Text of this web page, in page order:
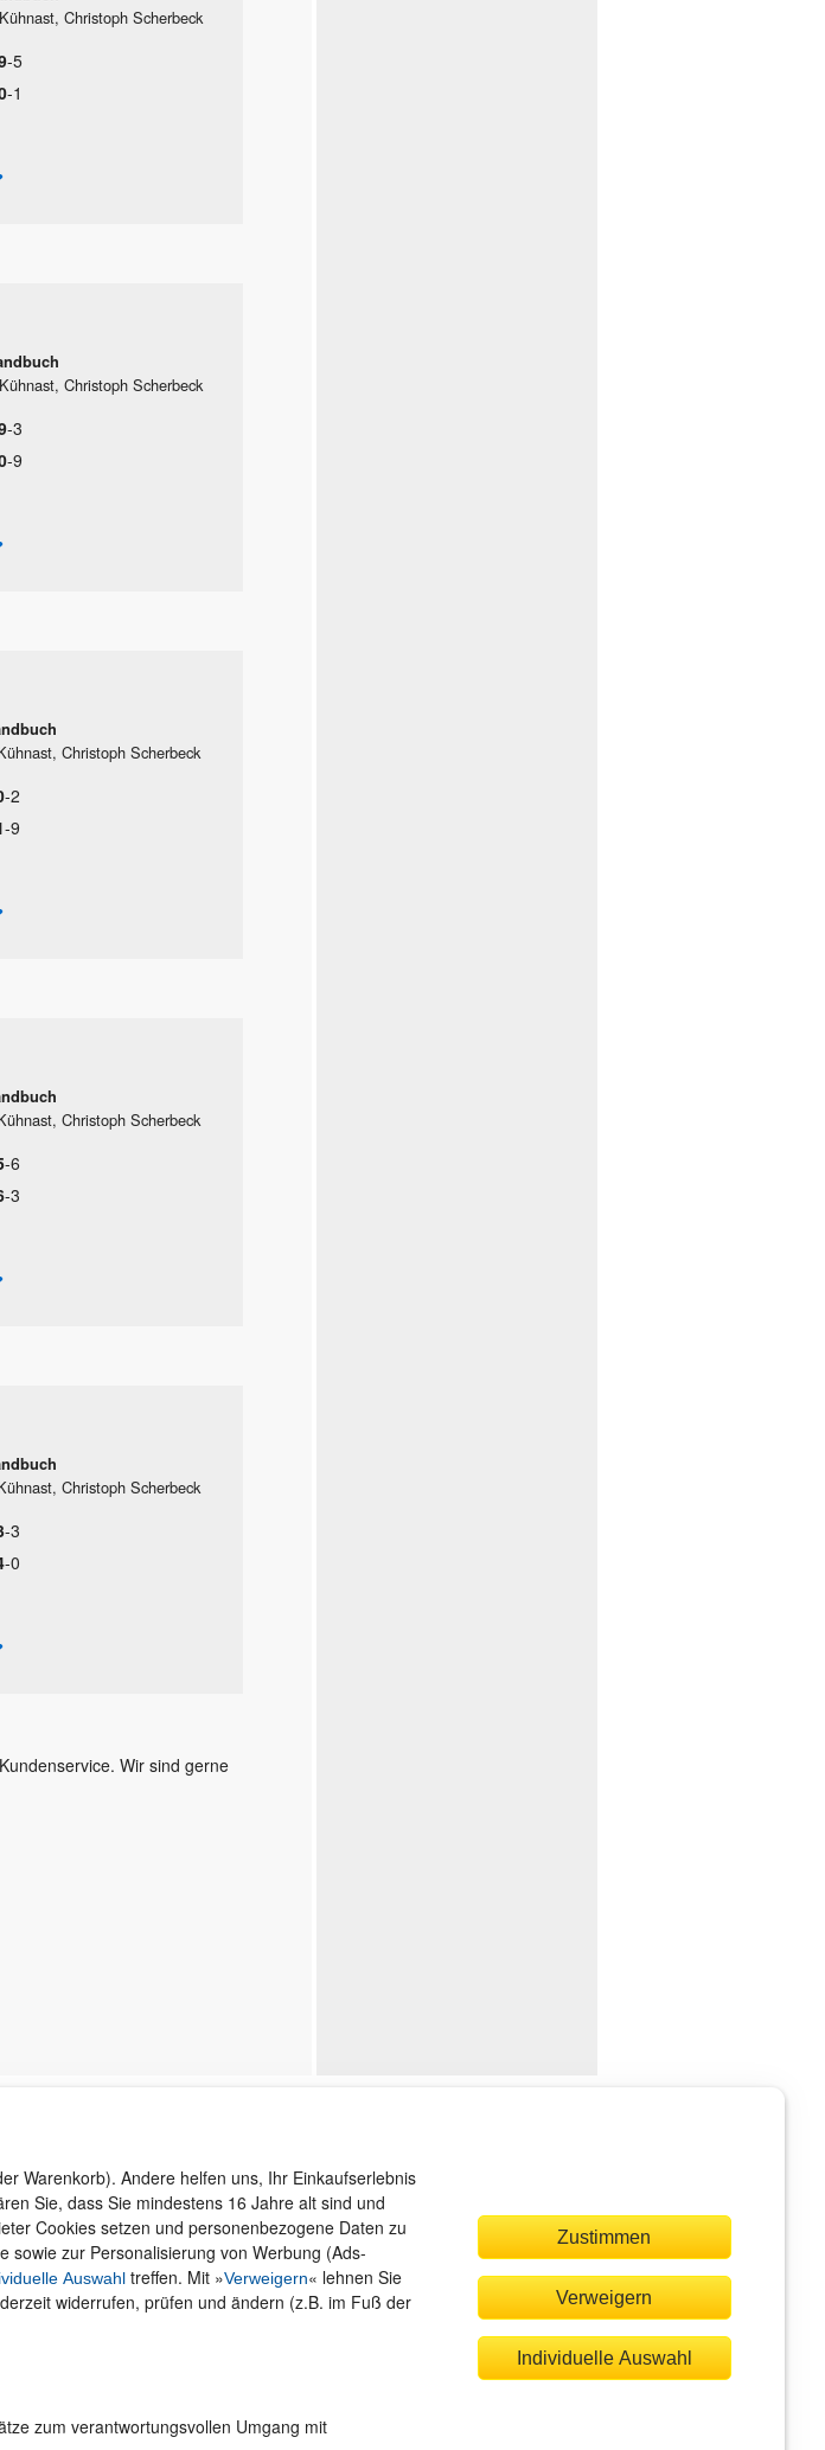
Warenkorb). Andere helfen uns, Ihr Einkaufserlebnis
Sie, dass Sie mindestens 16 Jahre alt sind und
Cookies setzen und personenbezogene Daten zu
sowie zur Personalisierung von Werbung (Ads-
Auswahltreffen. Mit »Verweigern« lehnen Sie
widerrufen, prüfen und ändern (z.B. im Fuß der
zum verantwortungsvollen Umgang mit
Zustimmen
Verweigern
Individuelle Auswahl
Christoph Scherbeck
-5
-1
Christoph Scherbeck
-3
-9
Christoph Scherbeck
-2
-9
Christoph Scherbeck
-6
-3
Christoph Scherbeck
-3
-0
Wir sind gerne
Versand und Zahlung
Widerruf und Rückgabe
Merchandise
AGB
Datenschutz
Vertrag widerrufen
Wir sind gerne für Sie da!
service@rheinwerk-verlag.de
Rechnung